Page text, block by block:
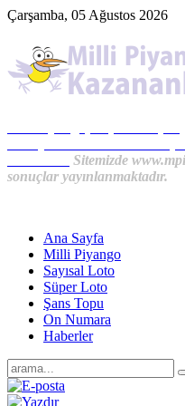
Çarşamba, 05 Ağustos 2026
Sitemizde
sonuçlar yayınlanmaktadır.
Ana Sayfa
Milli Piyango
Sayısal Loto
Süper Loto
Şans Topu
On Numara
Haberler